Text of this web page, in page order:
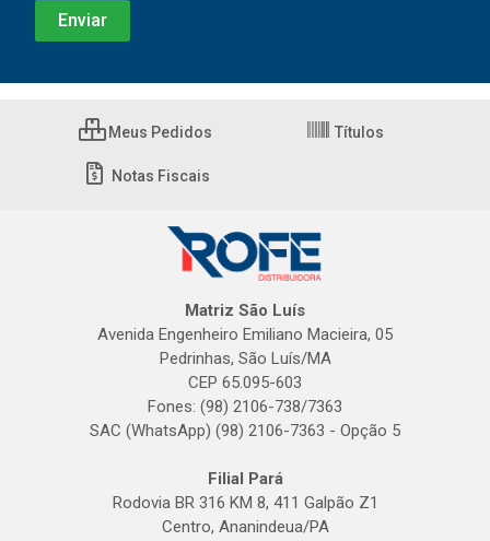
Meus Pedidos Títulos
Notas Fiscais
Matriz São Luís
Avenida Engenheiro Emiliano Macieira, 05
Pedrinhas, São Luís/MA
CEP 65.095-603
Fones: (98) 2106-738/7363
SAC (WhatsApp) (98) 2106-7363 - Opção 5
Filial Pará
Rodovia BR 316 KM 8, 411 Galpão Z1
Centro, Ananindeua/PA